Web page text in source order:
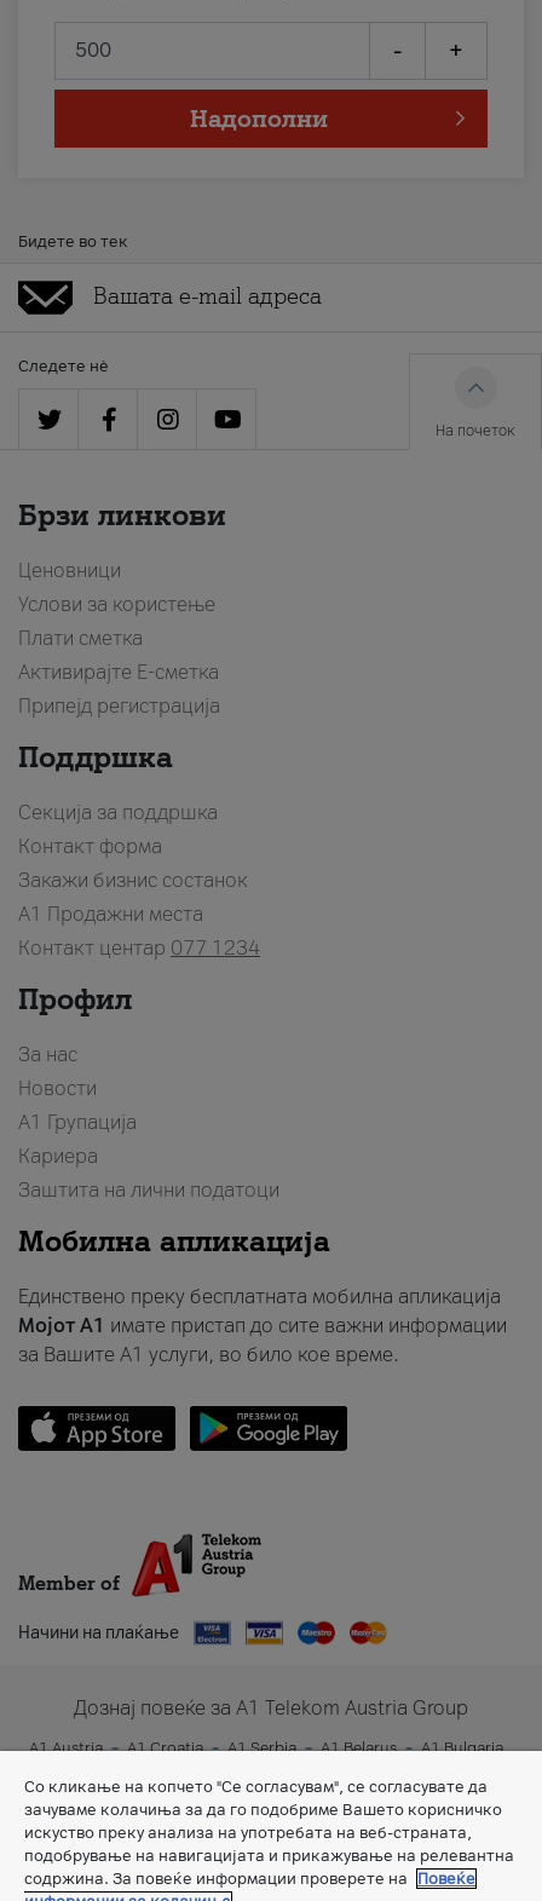
- +
Надополни
Бидете во тек
Следете нè
На почеток
Брзи линкови
Ценовници
Услови за користење
Плати сметка
Активирајте Е-сметка
Припејд регистрација
Поддршка
Секција за поддршка
Контакт форма
Закажи бизнис состанок
A1 Продажни места
Контакт центар 077 1234
Профил
За нас
Новости
А1 Групација
Кариера
Заштита на лични податоци
Мобилна апликација
Единствено преку бесплатната мобилна апликација
Мојот A1 имате пристап до сите важни информации
за Вашите A1 услуги, во било кое време.
Member of
Начини на плаќање
Дознај повеќе за A1 Telekom Austria Group
A1 Austria A1 Croatia A1 Serbia A1 Belarus
A1 Bulgaria
Со кликање на копчето "Се согласувам", се согласувате да
зачуваме колачиња за да го подобриме Вашето корисничко
искуство преку анализа на употребата на веб-страната,
подобрување на навигацијата и прикажување на релевантна
содржина. За повеќе информации проверете на
Повеќе